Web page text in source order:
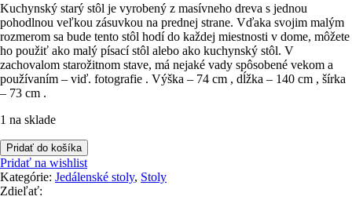
Kuchynský starý stôl je vyrobený z masívneho dreva s jednou
pohodlnou veľkou zásuvkou na prednej strane. Vďaka svojim malým
rozmerom sa bude tento stôl hodí do každej miestnosti v dome, môžete
ho použiť ako malý písací stôl alebo ako kuchynský stôl. V
zachovalom starožitnom stave, má nejaké vady spôsobené vekom a
používaním – viď. fotografie . Výška – 74 cm , dĺžka – 140 cm , šírka
– 73 cm .
1 na sklade
množstvo
Stôl
kuchynský
z
Pridať do košíka
Pridať na wishlist
Kategórie: Jedálenské stoly, Stoly
Zdieľať: